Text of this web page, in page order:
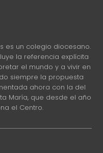
es un colegio diocesano.
la referencia explícita
el mundo y a vivir en
siempre la propuesta
ahora con la del
María, que desde el año
el Centro.